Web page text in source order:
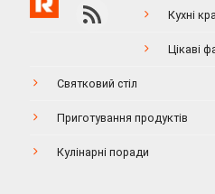
Кухні
Цікаві
Святковий стіл
Приготування продуктів
Кулінарні поради